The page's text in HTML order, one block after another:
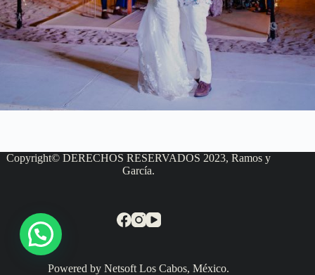
Copyright© DERECHOS RESERVADOS 2023, Ramos y
García.
Powered by Netsoft Los Cabos, México.